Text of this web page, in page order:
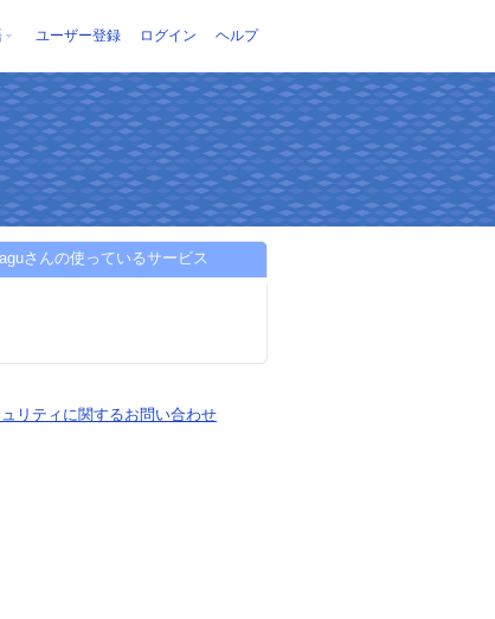
ユーザー登録 ログイン ヘルプ
さんの使っているサービス
リティに関するお問い合わせ